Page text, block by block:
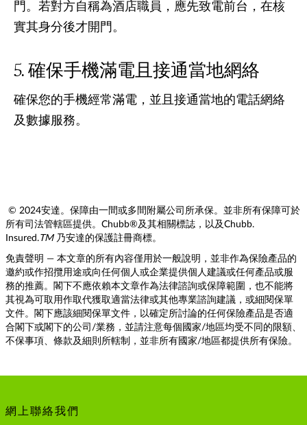
門。若對方自稱為酒店職員，應先致電前台，在核
實其身分後才開門。
確保手機滿電且接通當地網絡
確保您的手機經常滿電，並且接通當地的電話網絡
及數據服務。
© 2024安達。保障由一間或多間附屬公司所承保。並非所有保障可於
所有司法管轄區提供。Chubb®及其相關標誌，以及Chubb.
Insured. TM 乃安達的保護註冊商標。
免責聲明 — 本文章的所有內容僅用於一般說明，並非作為保險產品的
邀約或作招攬用途或向任何個人或企業提供個人建議或任何產品或服
務的推薦。閣下不應依賴本文章作為法律諮詢或保障範圍，也不能將
其視為可取用作取代獲取適當法律或其他專業諮詢建議，或細閱保單
文件。閣下應該細閱保單文件，以確定所討論的任何保險產品是否適
合閣下或閣下的公司/業務，並請注意每個國家/地區均受不同的限額、
不保事項、條款及細則所轄制，並非所有國家/地區都提供所有保險。
網上聯絡我們